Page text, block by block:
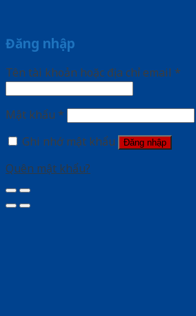
Đăng nhập
Tên tài khoản hoặc địa chỉ email *
Mật khẩu *
Ghi nhớ mật khẩu
Đăng nhập
Quên mật khẩu?